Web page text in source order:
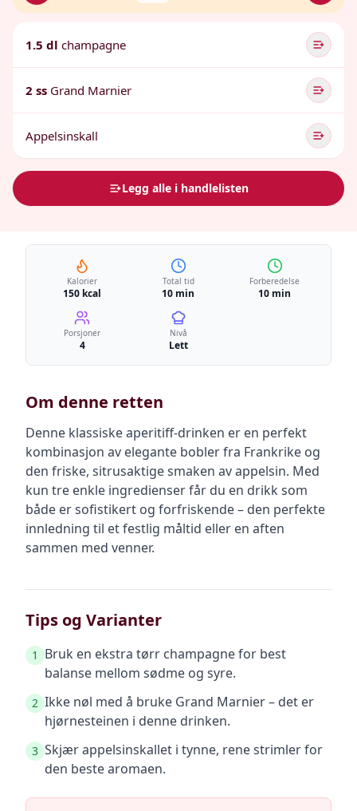
1.5 dl champagne
2 ss Grand Marnier
Appelsinskall
Legg alle i handlelisten
Kalorier
150 kcal
Total tid
10 min
Forberedelse
10 min
Porsjoner
4
Nivå
Lett
Om denne retten
Denne klassiske aperitiff-drinken er en perfekt
kombinasjon av elegante bobler fra Frankrike og
den friske, sitrusaktige smaken av appelsin. Med
kun tre enkle ingredienser får du en drikk som
både er sofistikert og forfriskende – den perfekte
innledning til et festlig måltid eller en aften
sammen med venner.
Tips og Varianter
1
Bruk en ekstra tørr champagne for best
balanse mellom sødme og syre.
2 Ikke nøl med å bruke Grand Marnier – det er
hjørnesteinen i denne drinken.
3 Skjær appelsinskallet i tynne, rene strimler for
den beste aromaen.